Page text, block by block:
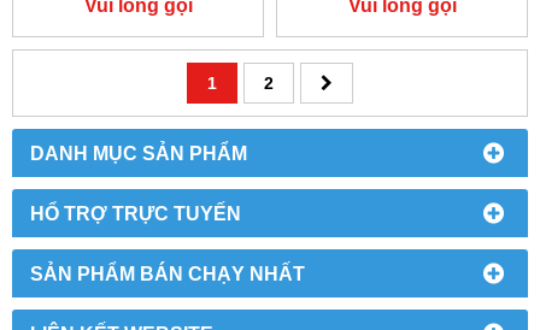
DANH MỤC SẢN PHẨM
HỔ TRỢ TRỰC TUYẾN
SẢN PHẨM BÁN CHẠY NHẤT
Vui lòng gọi Vui lòng gọi
1 2